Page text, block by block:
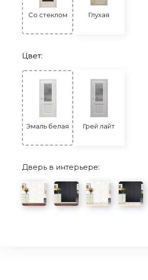
Со стеклом Глухая
Цвет:
Эмаль белая Грей лайт
Дверь в интерьере: